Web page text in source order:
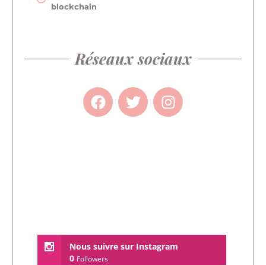
blockchain
Réseaux sociaux
Nous suivre sur Instagram
0 Followers